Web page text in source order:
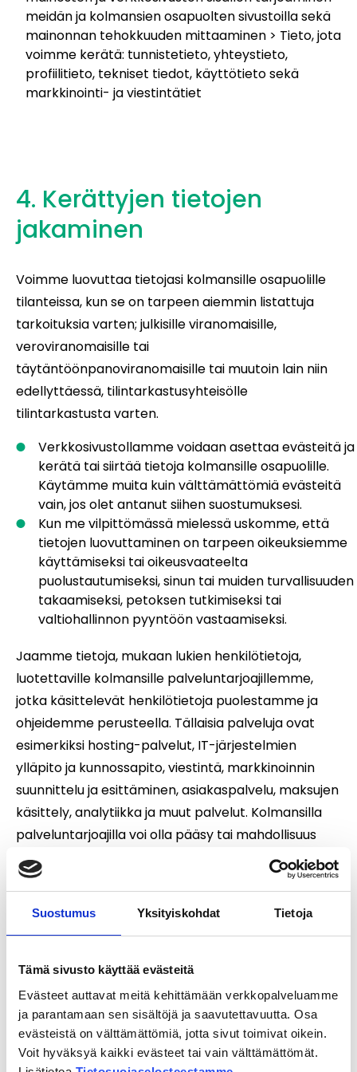
Suostumus Yksityiskohdat Tietoja
Tämä sivusto käyttää evästeitä
Evästeet auttavat meitä kehittämään verkkopalveluamme
ja parantamaan sen sisältöjä ja saavutettavuutta. Osa
evästeistä on välttämättömiä, jotta sivut toimivat oikein.
Voit hyväksyä kaikki evästeet tai vain välttämättömät.
meidän ja kolmansien osapuolten sivustoilla sekä
mainonnan tehokkuuden mittaaminen > Tieto, jota
voimme kerätä: tunnistetieto, yhteystieto,
profiilitieto, tekniset tiedot, käyttötieto sekä
markkinointi- ja viestintätiet
4. Kerättyjen tietojen
jakaminen
Voimme luovuttaa tietojasi kolmansille osapuolille
tilanteissa, kun se on tarpeen aiemmin listattuja
tarkoituksia varten; julkisille viranomaisille,
veroviranomaisille tai
täytäntöönpanoviranomaisille tai muutoin lain niin
edellyttäessä, tilintarkastusyhteisölle
tilintarkastusta varten.
Verkkosivustollamme voidaan asettaa evästeitä ja
kerätä tai siirtää tietoja kolmansille osapuolille.
Käytämme muita kuin välttämättömiä evästeitä
vain, jos olet antanut siihen suostumuksesi.
Kun me vilpittömässä mielessä uskomme, että
tietojen luovuttaminen on tarpeen oikeuksiemme
käyttämiseksi tai oikeusvaateelta
puolustautumiseksi, sinun tai muiden turvallisuuden
takaamiseksi, petoksen tutkimiseksi tai
valtiohallinnon pyyntöön vastaamiseksi.
Jaamme tietoja, mukaan lukien henkilötietoja,
luotettaville kolmansille palveluntarjoajillemme,
jotka käsittelevät henkilötietoja puolestamme ja
ohjeidemme perusteella. Tällaisia palveluja ovat
esimerkiksi hosting-palvelut, IT-järjestelmien
ylläpito ja kunnossapito, viestintä, markkinoinnin
suunnittelu ja esittäminen, asiakaspalvelu, maksujen
käsittely, analytiikka ja muut palvelut. Kolmansilla
palveluntarjoajilla voi olla pääsy tai mahdollisuus
käsitellä henkilötietoja, jotta he voivat tarjota edellä
mainittuja palveluita meille.
Kolmannet osapuolet eivät saa hyödyntää
liittyvät heidän tarjoamiinsa palveluihin. Olemme
solmineet tietojenkäsittelysopimukset kyseisten
kolmansien osapuolten kanssa.